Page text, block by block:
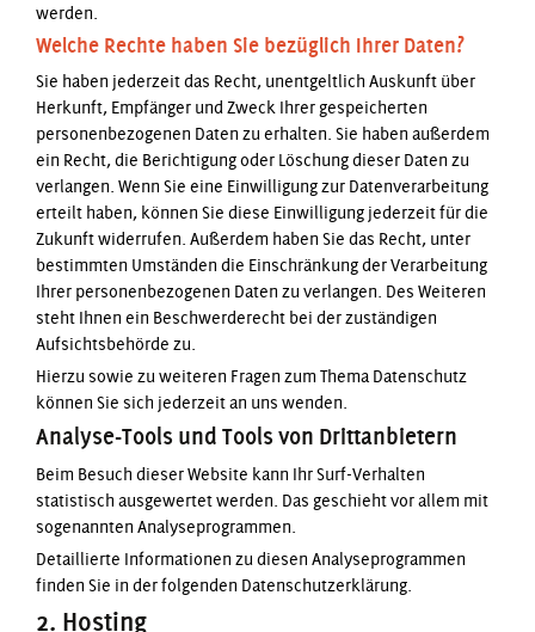
werden.
Welche Rechte haben Sie bezüglich Ihrer Daten?
Sie haben jederzeit das Recht, unentgeltlich Auskunft über
Herkunft, Empfänger und Zweck Ihrer gespeicherten
personenbezogenen Daten zu erhalten. Sie haben außerdem
ein Recht, die Berichtigung oder Löschung dieser Daten zu
verlangen. Wenn Sie eine Einwilligung zur Datenverarbeitung
erteilt haben, können Sie diese Einwilligung jederzeit für die
Zukunft widerrufen. Außerdem haben Sie das Recht, unter
bestimmten Umständen die Einschränkung der Verarbeitung
Ihrer personenbezogenen Daten zu verlangen. Des Weiteren
steht Ihnen ein Beschwerderecht bei der zuständigen
Aufsichtsbehörde zu.
Hierzu sowie zu weiteren Fragen zum Thema Datenschutz
können Sie sich jederzeit an uns wenden.
Analyse-Tools und Tools von Dritt­anbietern
Beim Besuch dieser Website kann Ihr Surf-Verhalten
statistisch ausgewertet werden. Das geschieht vor allem mit
sogenannten Analyseprogrammen.
Detaillierte Informationen zu diesen Analyseprogrammen
finden Sie in der folgenden Datenschutzerklärung.
2. Hosting